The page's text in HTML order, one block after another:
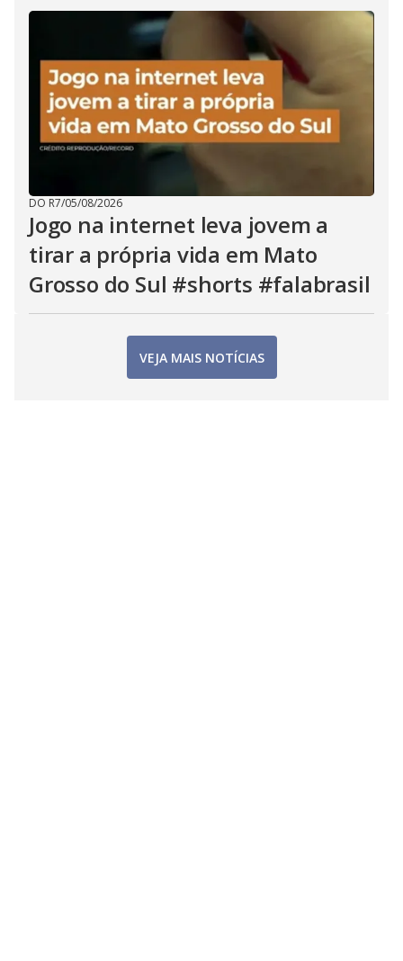
DO R7/05/08/2026
Jogo na internet leva jovem a
tirar a própria vida em Mato
Grosso do Sul #shorts #falabrasil
VEJA MAIS NOTÍCIAS